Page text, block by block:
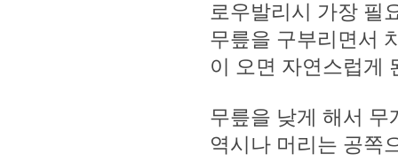
로우발리시 가장 필
무릎을 구부리면서
이 오면 자연스럽게
무릎을 낮게 해서 무
역시나 머리는 공쪽